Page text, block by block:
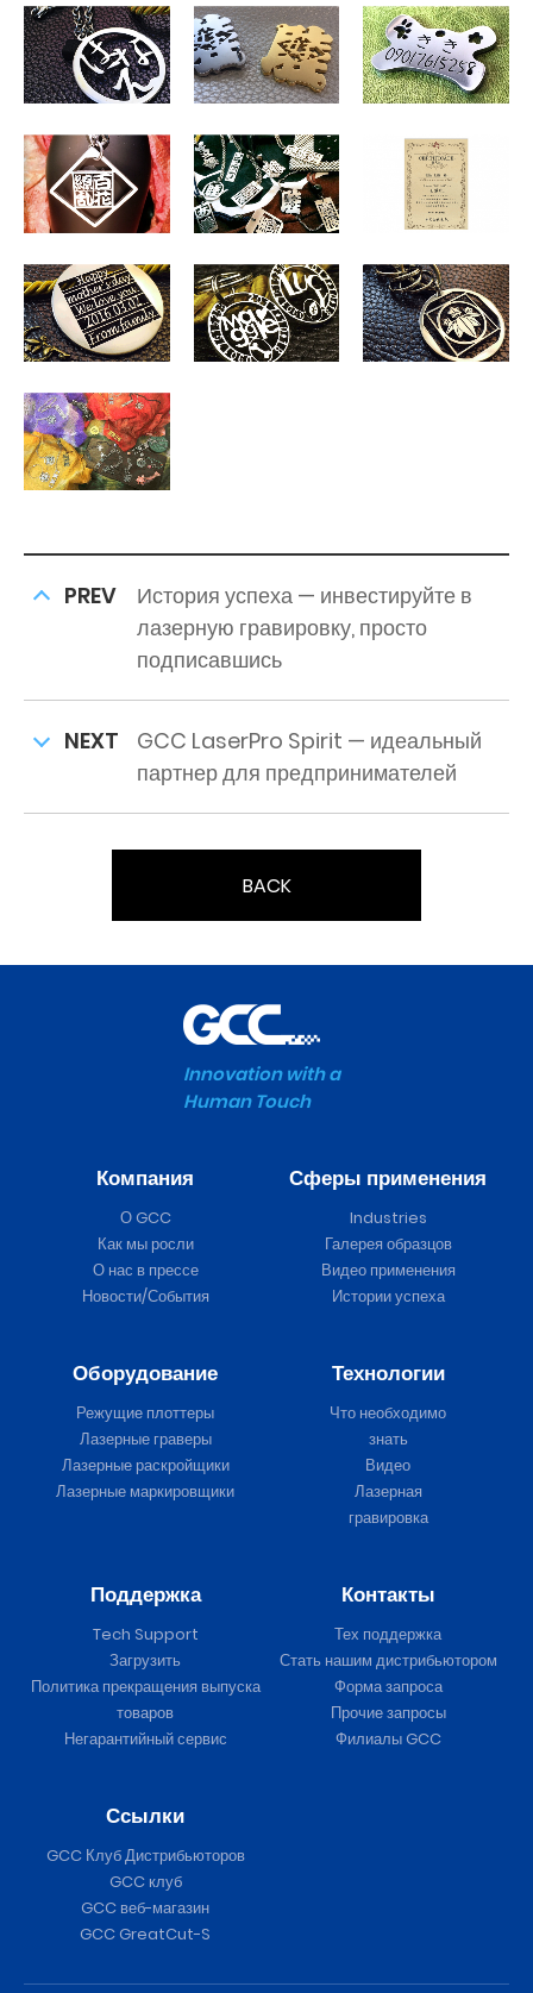
PREV
История успеха — инвестируйте в
лазерную гравировку, просто
подписавшись
NEXT
GCC LaserPro Spirit — идеальный
партнер для предпринимателей
BACK
Innovation with a
Human Touch
Компания
О GCC
Как мы росли
О нас в прессе
Новости/События
Сферы применения
Industries
Галерея образцов
Видео применения
Истории успеха
Оборудование
Режущие плоттеры
Лазерные граверы
Лазерные раскройщики
Лазерные маркировщики
Технологии
Что необходимо
знать
Видео
Лазерная
гравировка
Поддержка
Tech Support
Загрузить
Политика прекращения выпуска
товаров
Негарантийный сервис
Контакты
Тех поддержка
Стать нашим дистрибьютором
Форма запроса
Прочие запросы
Филиалы GCC
Ссылки
GCC Клуб Дистрибьюторов
GCC клуб
GCC веб-магазин
GCC GreatCut-S